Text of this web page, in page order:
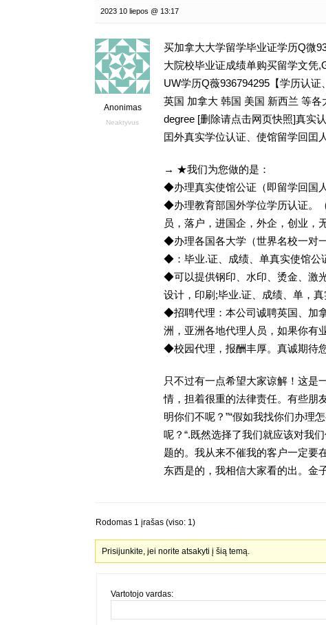
2023 10 liepos @ 13:17
Anonimas
Neaktyvus
买加拿大大学留学毕业证学历Q微
大院校毕业证成绩单购买留学文凭
UW学历Q薇936794295【学历认
英国 加拿大 韩国 美国 新西兰 等各
degree [删除请点击网页快照]真实
囯外真实学位认证、使馆留学回囯
→ ★我们为您做的是：
◆办理真实使馆公证（即留学回国
◆办理教育部国外学位学历认证。
员，落户，进国企，外企，创业，
◆办理各国各大学（世界名校一对
◆：毕业.证、成绩、单真实使馆公
◆可以提供钢印、水印、烫金、激
设计，印刷;毕业.证、成绩、单，
◆招聘代理：本公司诚聘英国、加
洲，亚洲各地代理人员，如果你有
◆校园代理，报酬丰厚。真诚期待
只不过有一点希望大家谅解！这是
情，担着很重的法律责任。有些朋
明你们不呢？”“假如我找你们办理
呢？“.既然选择了我们就应该对我
题的。我从来不催我的客户一定要
东西是的，我相信大家看的出。金
Rodomas 1 įrašas (viso: 1)
Prisijunkite, jei norite atsakyti į šią temą.
Vartotojo vardas: